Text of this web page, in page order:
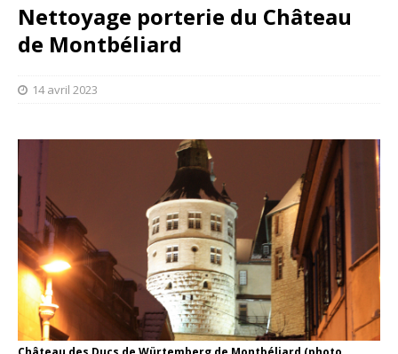
Nettoyage porterie du Château
de Montbéliard
14 avril 2023